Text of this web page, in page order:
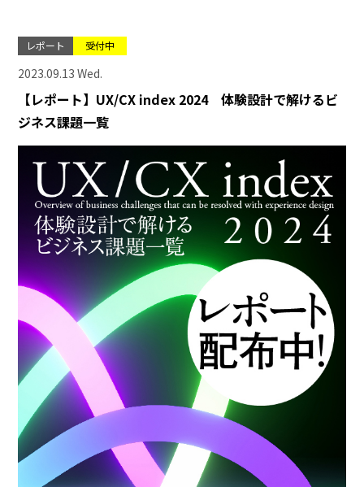
レポート 受付中
2023.09.13 Wed.
【レポート】UX/CX index 2024 体験設計で解けるビ
ジネス課題一覧